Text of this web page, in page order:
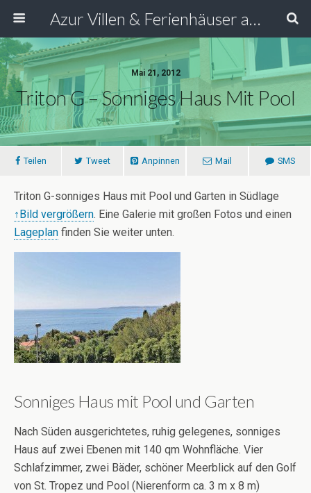
Azur Villen & Ferienhäuser an der Côte d’Azur Südfrankreich
Mai 21, 2012
Triton G – Sonniges Haus Mit Pool
Teilen Tweet Anpinnen Mail SMS
Triton G-sonniges Haus mit Pool und Garten in Südlage
↑Bild vergrößern. Eine Galerie mit großen Fotos und einen
Lageplan finden Sie weiter unten.
Sonniges Haus mit Pool und Garten
Nach Süden ausgerichtetes, ruhig gelegenes, sonniges
Haus auf zwei Ebenen mit 140 qm Wohnfläche. Vier
Schlafzimmer, zwei Bäder, schöner Meerblick auf den Golf
von St. Tropez und Pool (Nierenform ca. 3 m x 8 m)